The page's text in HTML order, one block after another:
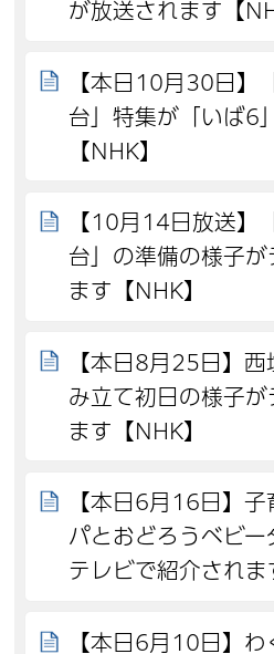
が放送されます【
【本日10月30日】
台」特集が「いば6
【NHK】
【10月14日放送】
台」の準備の様子が
ます【NHK】
【本日8月25日】
み立て初日の様子が
ます【NHK】
【本日6月16日】
パとおどろうベビ
テレビで紹介されま
【本日6月10日】